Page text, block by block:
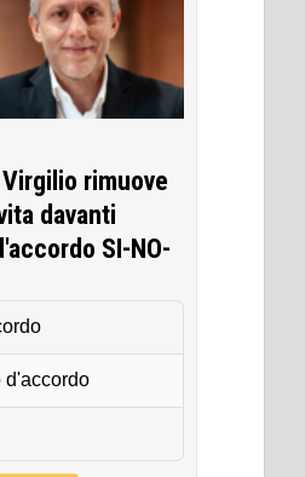
rimuove
davanti
SI-NO-
d'accordo